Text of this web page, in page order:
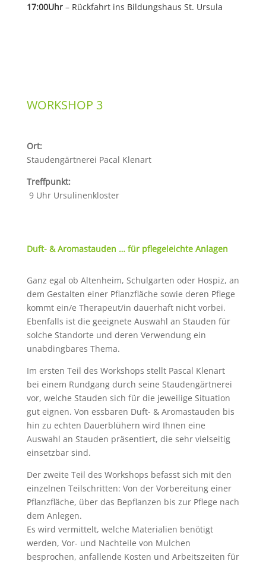
17:00Uhr– Rückfahrt ins Bildungshaus St. Ursula
WORKSHOP 3
Ort:
Staudengärtnerei Pacal Klenart
Treffpunkt:
9 Uhr Ursulinenkloster
Duft- & Aromastauden … für pflegeleichte Anlagen
Ganz egal ob Altenheim, Schulgarten oder Hospiz, an
dem Gestalten einer Pflanzfläche sowie deren Pflege
kommt ein/e Therapeut/in dauerhaft nicht vorbei.
Ebenfalls ist die geeignete Auswahl an Stauden für
solche Standorte und deren Verwendung ein
unabdingbares Thema.
Im ersten Teil des Workshops stellt Pascal Klenart
bei einem Rundgang durch seine Staudengärtnerei
vor, welche Stauden sich für die jeweilige Situation
gut eignen. Von essbaren Duft- & Aromastauden bis
hin zu echten Dauerblühern wird Ihnen eine
Auswahl an Stauden präsentiert, die sehr vielseitig
einsetzbar sind.
Der zweite Teil des Workshops befasst sich mit den
einzelnen Teilschritten: Von der Vorbereitung einer
Pflanzfläche, über das Bepflanzen bis zur Pflege nach
dem Anlegen.
Es wird vermittelt, welche Materialien benötigt
werden, Vor- und Nachteile von Mulchen
besprochen, anfallende Kosten und Arbeitszeiten für